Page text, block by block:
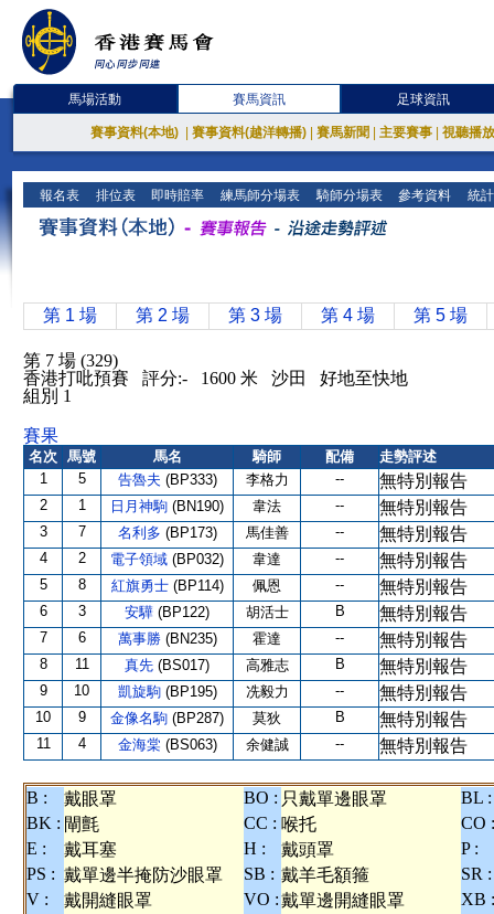
馬場活動 賽馬資訊 足球資訊
賽事資料(本地) 賽事資料(越洋轉播) 賽馬新聞 主要賽事 視聽播
報名表 排位表 即時賠率 練馬師分場表 騎師分場表 參考資料 統
第 1 場 第 2 場 第 3 場 第 4 場 第 5 場
第 7 場 (329)
香港打吡預賽 評分:- 1600 米 沙田 好地至快地
組別 1
賽果
名次 馬號 馬名 騎師 配備
走勢評述
1
5 告魯夫 (BP333) 李格力 -- 無特別報告
2 1 日月神駒 (BN190) 韋法 -- 無特別報告
3 7 名利多 (BP173) 馬佳善 -- 無特別報告
4 2 電子領域 (BP032) 韋達 -- 無特別報告
5 8 紅旗勇士 (BP114) 佩恩 -- 無特別報告
6 3 安驊 (BP122) 胡活士 B 無特別報告
7 6 萬事勝 (BN235) 霍達 -- 無特別報告
8 11 真先 (BS017) 高雅志 B 無特別報告
9 10 凱旋駒 (BP195) 冼毅力 -- 無特別報告
10 9 金像名駒 (BP287) 莫狄 B 無特別報告
11 4 金海棠 (BS063) 余健誠 -- 無特別報告
B : 戴眼罩 BO : 只戴單邊眼罩
BL :
BK : 閘氈 CC : 喉托
CO :
E :
戴耳塞 H : 戴頭罩
P :
PS : 戴單邊半掩防沙眼罩 SB : 戴羊毛額箍
SR :
V :
戴開縫眼罩 VO :戴單邊開縫眼罩
XB :